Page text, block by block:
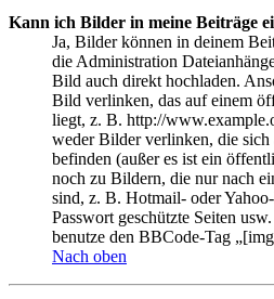
Kann ich Bilder in meine Beiträge
Ja, Bilder können in deinem
die Administration
Bild auch direkt hochladen.
Bild verlinken, das auf einem
liegt, z. B. http://
weder Bilder verlinken, die sich
befinden (außer es ist ein
noch zu Bildern, die nur nach
sind, z. B. Hotmail- oder
Passwort geschützte Seiten
benutze den BBCode-Tag
Nach oben